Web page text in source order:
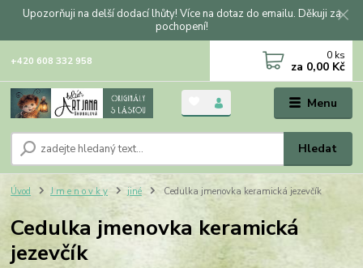
Upozorňuji na delší dodací lhůty! Více na dotaz do emailu. Děkuji za
pochopení!
Menu
Hledat
+420 608 332 958 0 ks
za 0,00 Kč
Úvod J m e n o v k y jiné Cedulka jmenovka keramická jezevčík
Cedulka jmenovka keramická
jezevčík